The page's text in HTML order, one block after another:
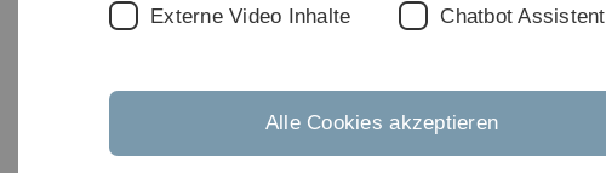
Externe Video Inhalte Chatbot Assistent
Alle Cookies akzeptieren